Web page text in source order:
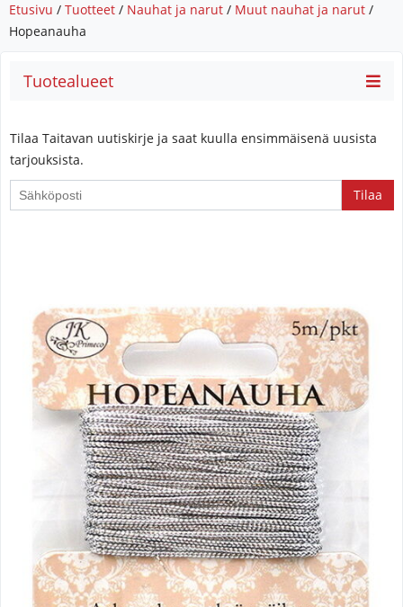
Etusivu / Tuotteet / Nauhat ja narut / Muut nauhat ja narut /
Hopeanauha
Tuotealueet
Tilaa Taitavan uutiskirje ja saat kuulla ensimmäisenä uusista
tarjouksista.